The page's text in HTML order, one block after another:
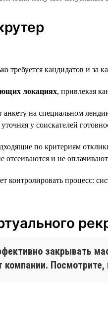
требуется кандидатов и за
локациях, привлекая
анкету на специальном
у соискателей
по критериям
отсеиваются и не
контролировать процесс:
закрывать